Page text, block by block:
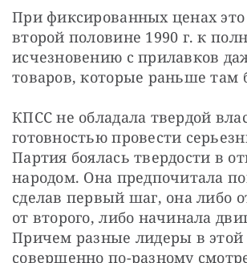
При фиксированных ценах
второй половине 1990 г. к
исчезновению с прилавков
товаров, которые раньше там
КПСС не обладала твердой
готовностью провести
Партия боялась твердости в
народом. Она предпочитала
сделав первый шаг, она либо
от второго, либо начинала
Причем разные лидеры в этой
совершенно по-разному